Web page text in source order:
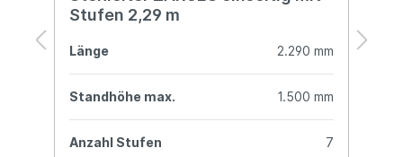
Stufen 2,29 m
Länge 2.290 mm
Standhöhe max. 1.500 mm
Anzahl Stufen 7